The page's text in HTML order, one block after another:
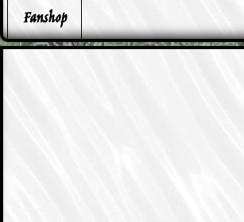
Fanshop